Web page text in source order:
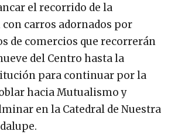
el recorrido de la
carros adornados por
de comercios que recorrerán
del Centro hasta la
para continuar por la
hacia Mutualismo y
en la Catedral de Nuestra